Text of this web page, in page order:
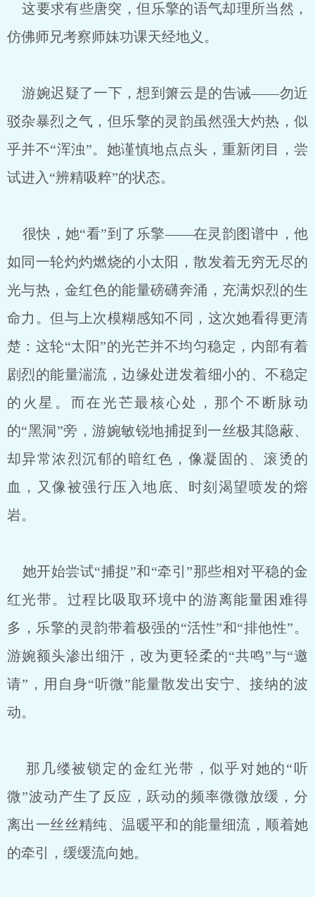
这要求有些唐突，但乐擎的语气却理所当然，
仿佛师兄考察师妹功课天经地义。
游婉迟疑了一下，想到箫云是的告诫——勿近
驳杂暴烈之气，但乐擎的灵韵虽然强大灼热，似
乎并不“浑浊”。她谨慎地点点头，重新闭目，尝
试进入“辨精吸粹”的状态。
很快，她“看”到了乐擎——在灵韵图谱中，他
如同一轮灼灼燃烧的小太阳，散发着无穷无尽的
光与热，金红色的能量磅礴奔涌，充满炽烈的生
命力。但与上次模糊感知不同，这次她看得更清
楚：这轮“太阳”的光芒并不均匀稳定，内部有着
剧烈的能量湍流，边缘处迸发着细小的、不稳定
的火星。而在光芒最核心处，那个不断脉动
的“黑洞”旁，游婉敏锐地捕捉到一丝极其隐蔽、
却异常浓烈沉郁的暗红色，像凝固的、滚烫的
血，又像被强行压入地底、时刻渴望喷发的熔
岩。
她开始尝试“捕捉”和“牵引”那些相对平稳的金
红光带。过程比吸取环境中的游离能量困难得
多，乐擎的灵韵带着极强的“活性”和“排他性”。
游婉额头渗出细汗，改为更轻柔的“共鸣”与“邀
请”，用自身“听微”能量散发出安宁、接纳的波
动。
那几缕被锁定的金红光带，似乎对她的“听
微”波动产生了反应，跃动的频率微微放缓，分
离出一丝丝精纯、温暖平和的能量细流，顺着她
的牵引，缓缓流向她。